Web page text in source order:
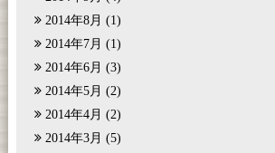
2014年8月 (1)
2014年7月 (1)
2014年6月 (3)
2014年5月 (2)
2014年4月 (2)
2014年3月 (5)